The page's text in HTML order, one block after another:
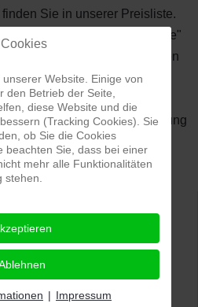
Sie in unserer Preisliste.
unter einer "kleinen Retusche"
ist, erklären wir Ihnen
übrigens auch eine
aus einem zur Verfügung
an.
bearbeiten lassen
Website. Einige von
den Betrieb der Seite,
diese Website und die
(Tracking Cookies). Sie
ob Sie die Cookies
beachten Sie, dass bei einer
mehr alle Funktionalitäten
stehen.
| Impressum